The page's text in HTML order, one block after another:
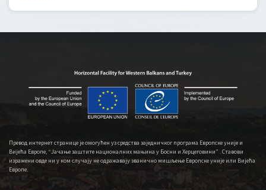
Превод интернет странице је омогућен уз средства заједничког програма Европске уније и
Вијећа Европе, “Јачање заштите националних мањина у Босни и Херцеговини” . Ставови
изражени овде ни у ком случају не одражавају званично мишљење Европске уније или Вијећа
Европе.